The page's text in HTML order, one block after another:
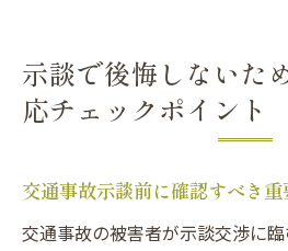
示談で後悔しないた
応チェックポイント
交通事故示談前に確認すべき重
交通事故の被害者が示談交渉に